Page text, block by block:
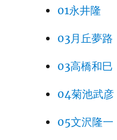
01永井隆
03月丘夢路
03高橋和巳
04菊池武彦
05文沢隆一